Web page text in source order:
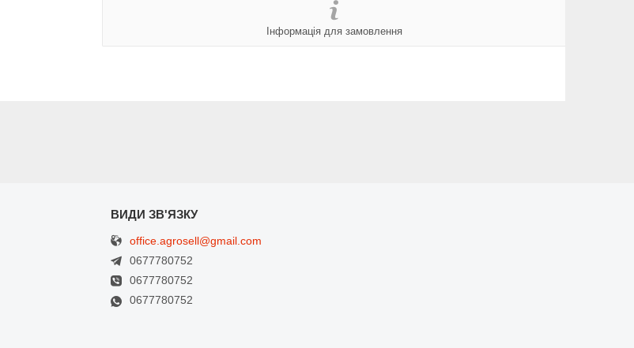
Інформація для замовлення
office.agrosell@gmail.com
0677780752
0677780752
0677780752